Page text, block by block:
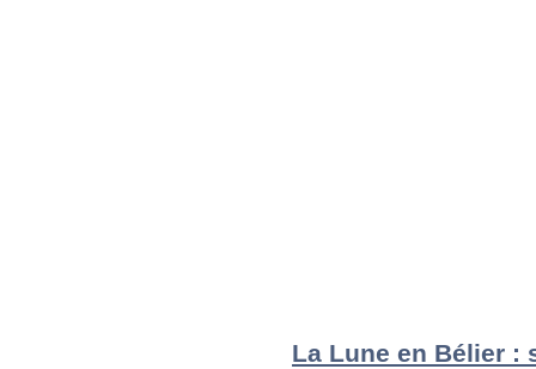
La Lune en Bélier :